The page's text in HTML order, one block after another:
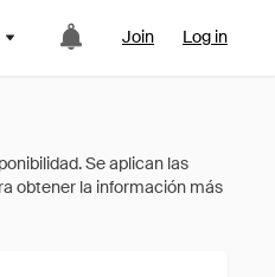
Join Log in